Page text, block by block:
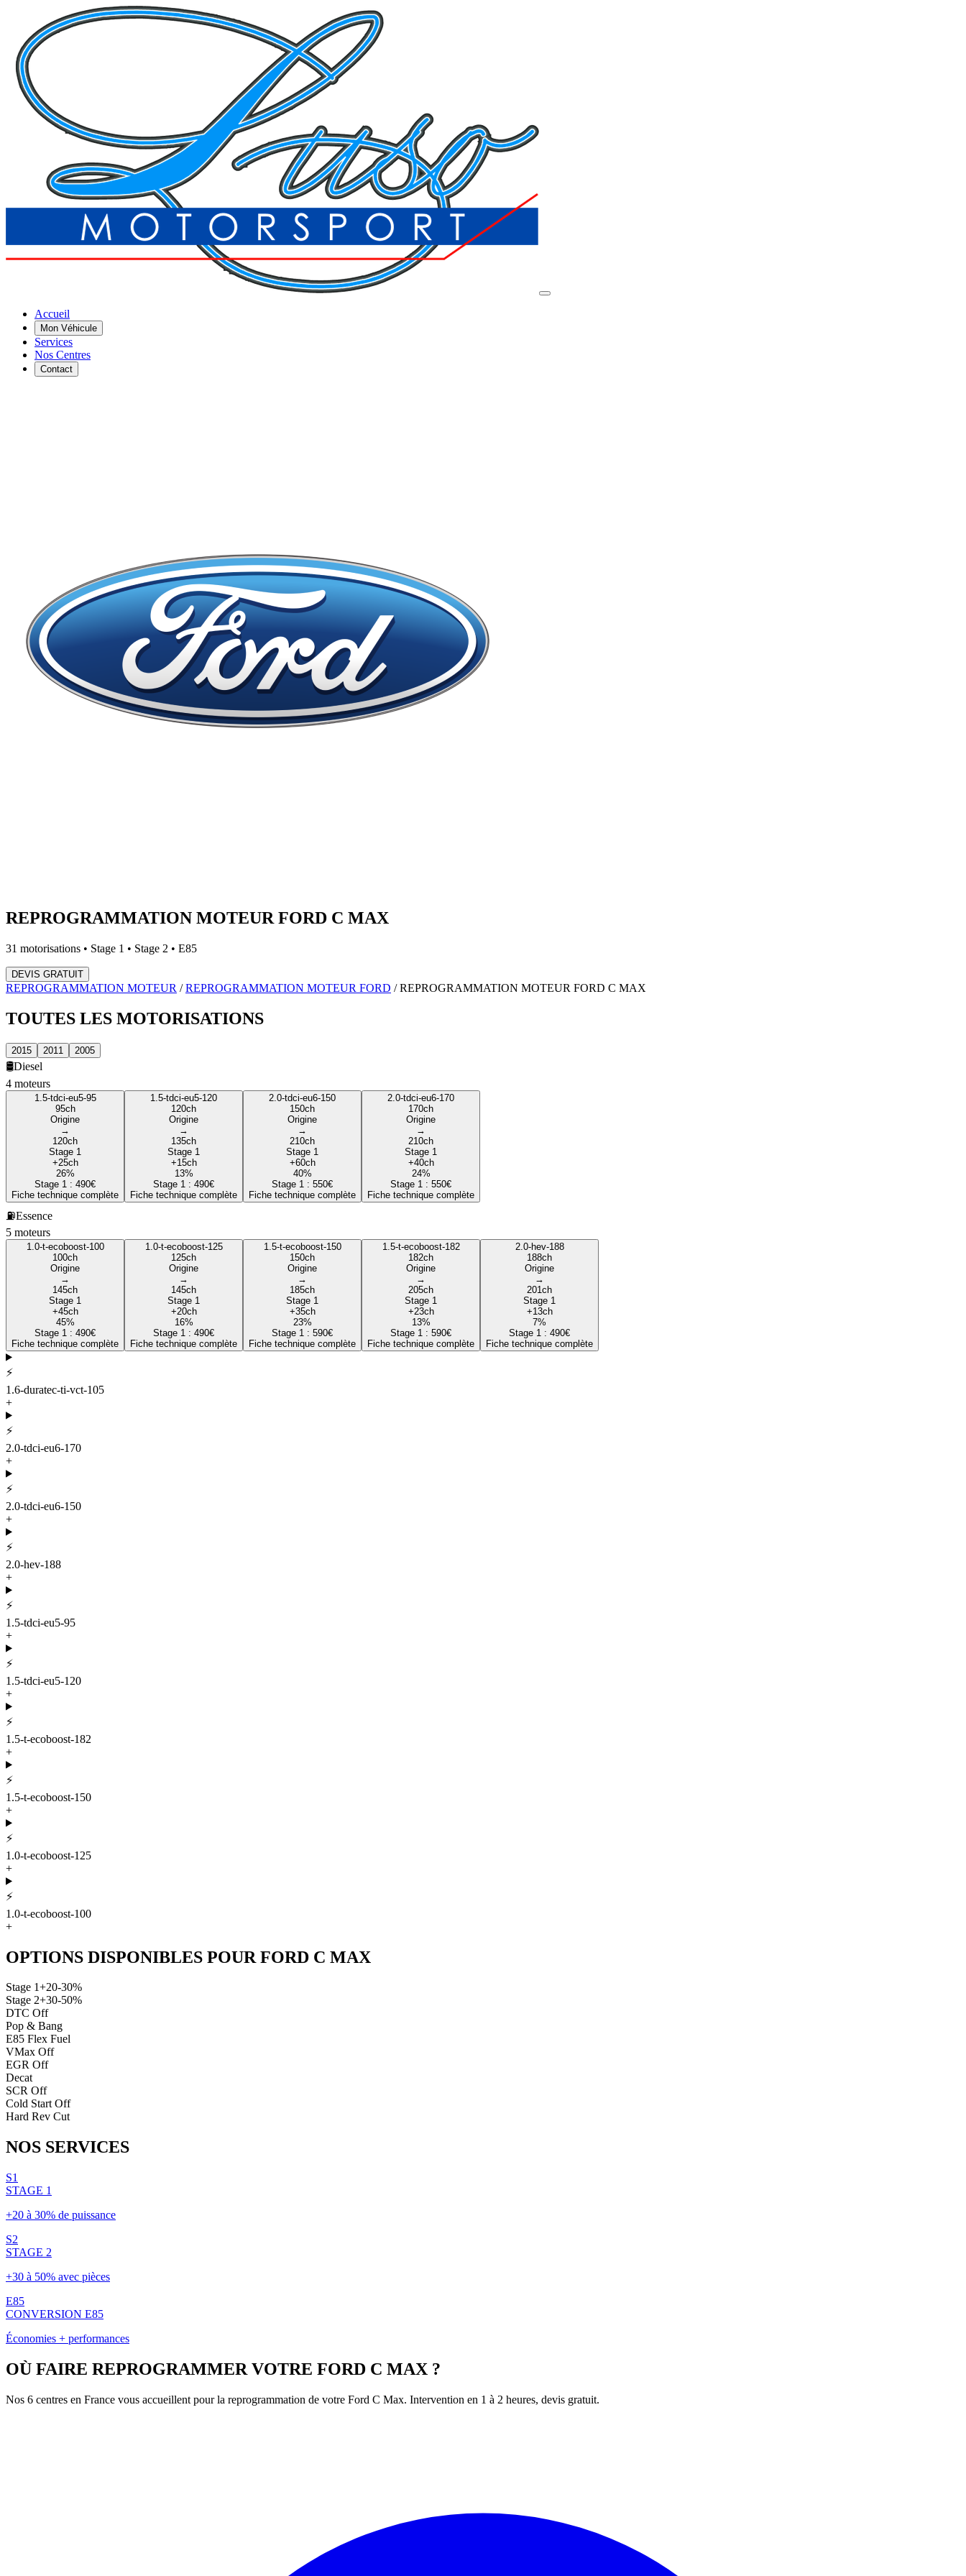
Accueil
Mon Véhicule
Services
Nos Centres
Contact
REPROGRAMMATION MOTEUR FORD C MAX
31 motorisations • Stage 1 • Stage 2 • E85
DEVIS GRATUIT
REPROGRAMMATION MOTEUR /REPROGRAMMATION MOTEUR FORD /REPROGRAMMATION MOTEUR FORD C MAX
TOUTES LES MOTORISATIONS
2015 2011 2005
🛢️Diesel
4 moteurs
1.5-tdci-eu5-95
95ch
Origine
→
120ch
Stage 1
+25ch
26%
Stage 1 : 490€
Fiche technique complète
1.5-tdci-eu5-120
120ch
Origine
→
135ch
Stage 1
+15ch
13%
Stage 1 : 490€
Fiche technique complète
2.0-tdci-eu6-150
150ch
Origine
→
210ch
Stage 1
+60ch
40%
Stage 1 : 550€
Fiche technique complète
2.0-tdci-eu6-170
170ch
Origine
→
210ch
Stage 1
+40ch
24%
Stage 1 : 550€
Fiche technique complète
⛽Essence
5 moteurs
1.0-t-ecoboost-100
100ch
Origine
→
145ch
Stage 1
+45ch
45%
Stage 1 : 490€
Fiche technique complète
1.0-t-ecoboost-125
125ch
Origine
→
145ch
Stage 1
+20ch
16%
Stage 1 : 490€
Fiche technique complète
1.5-t-ecoboost-150
150ch
Origine
→
185ch
Stage 1
+35ch
23%
Stage 1 : 590€
Fiche technique complète
1.5-t-ecoboost-182
182ch
Origine
→
205ch
Stage 1
+23ch
13%
Stage 1 : 590€
Fiche technique complète
2.0-hev-188
188ch
Origine
→
201ch
Stage 1
+13ch
7%
Stage 1 : 490€
Fiche technique complète
⚡
1.6-duratec-ti-vct-105
+
⚡
2.0-tdci-eu6-170
+
⚡
2.0-tdci-eu6-150
+
⚡
2.0-hev-188
+
⚡
1.5-tdci-eu5-95
+
⚡
1.5-tdci-eu5-120
+
⚡
1.5-t-ecoboost-182
+
⚡
1.5-t-ecoboost-150
+
⚡
1.0-t-ecoboost-125
+
⚡
1.0-t-ecoboost-100
+
OPTIONS DISPONIBLES POUR FORD C MAX
Stage 1+20-30%
Stage 2+30-50%
DTC Off
Pop & Bang
E85 Flex Fuel
VMax Off
EGR Off
Decat
SCR Off
Cold Start Off
Hard Rev Cut
NOS SERVICES
S1
STAGE 1
+20 à 30% de puissance
S2
STAGE 2
+30 à 50% avec pièces
E85
CONVERSION E85
Économies + performances
OÙ FAIRE REPROGRAMMER VOTRE FORD C MAX ?
Nos 6 centres en France vous accueillent pour la reprogrammation de votre Ford C Max. Intervention en 1 à 2 heures, devis gratuit.